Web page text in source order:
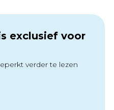
exclusief voor
verder te lezen